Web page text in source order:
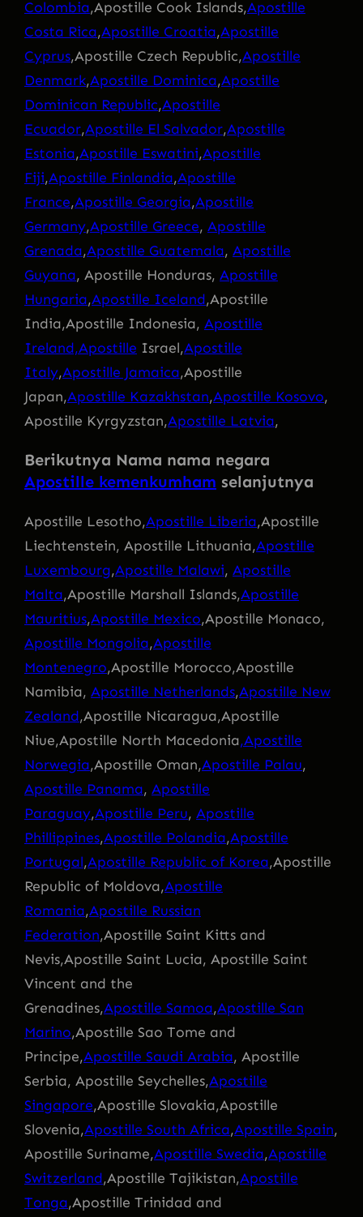
Colombia,Apostille Cook Islands,Apostille
Costa Rica,Apostille Croatia,Apostille
Cyprus,Apostille Czech Republic,Apostille
Denmark,Apostille Dominica,Apostille
Dominican Republic,Apostille
Ecuador,Apostille El Salvador,Apostille
Estonia,Apostille Eswatini,Apostille
Fiji,Apostille Finlandia,Apostille
France,Apostille Georgia,Apostille
Germany,Apostille Greece, Apostille
Grenada,Apostille Guatemala, Apostille
Guyana, Apostille Honduras, Apostille
Hungaria,Apostille Iceland,Apostille
India,Apostille Indonesia, Apostille
Ireland,Apostille Israel,Apostille
Italy,Apostille Jamaica,Apostille
Japan,Apostille Kazakhstan,Apostille Kosovo,
Apostille Kyrgyzstan,Apostille Latvia,
Berikutnya Nama nama negara
Apostille kemenkumham selanjutnya
Apostille Lesotho,Apostille Liberia,Apostille
Liechtenstein, Apostille Lithuania,Apostille
Luxembourg,Apostille Malawi, Apostille
Malta,Apostille Marshall Islands,Apostille
Mauritius,Apostille Mexico,Apostille Monaco,
Apostille Mongolia,Apostille
Montenegro,Apostille Morocco,Apostille
Namibia, Apostille Netherlands,Apostille New
Zealand,Apostille Nicaragua,Apostille
Niue,Apostille North Macedonia,Apostille
Norwegia,Apostille Oman,Apostille Palau,
Apostille Panama, Apostille
Paraguay,Apostille Peru, Apostille
Phillippines,Apostille Polandia,Apostille
Portugal,Apostille Republic of Korea,Apostille
Republic of Moldova,Apostille
Romania,Apostille Russian
Federation,Apostille Saint Kitts and
Nevis,Apostille Saint Lucia, Apostille Saint
Vincent and the
Grenadines,Apostille Samoa,Apostille San
Marino,Apostille Sao Tome and
Principe,Apostille Saudi Arabia, Apostille
Serbia, Apostille Seychelles,Apostille
Singapore,Apostille Slovakia,Apostille
Slovenia,Apostille South Africa,Apostille Spain,
Apostille Suriname,Apostille Swedia,Apostille
Switzerland,Apostille Tajikistan,Apostille
Tonga,Apostille Trinidad and